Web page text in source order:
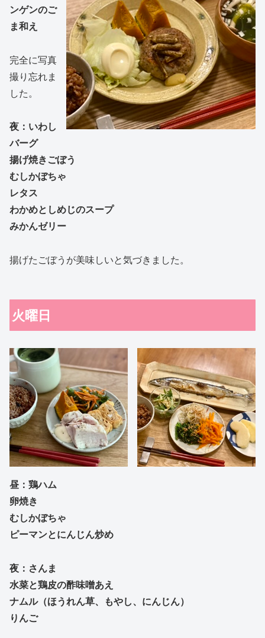
ンゲンのご
ま和え
完全に写真
撮り忘れま
した。
夜：いわし
バーグ
揚げ焼きごぼう
むしかぼちゃ
レタス
わかめとしめじのスープ
みかんゼリー
揚げたごぼうが美味しいと気づきました。
火曜日
昼：鶏ハム
卵焼き
むしかぼちゃ
ピーマンとにんじん炒め
夜：さんま
水菜と鶏皮の酢味噌あえ
ナムル（ほうれん草、もやし、にんじん）
りんご